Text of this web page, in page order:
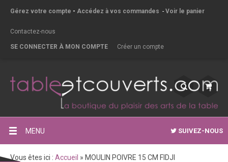
Gérez votre compte - Accédez à vos commandes - Voir le panier
Contactez-nous
SE CONNECTER À MON COMPTE Créer un compte
MENU SUIVEZ-NOUS
Vous êtes ici : Accueil » MOULIN POIVRE 15 CM FIDJI